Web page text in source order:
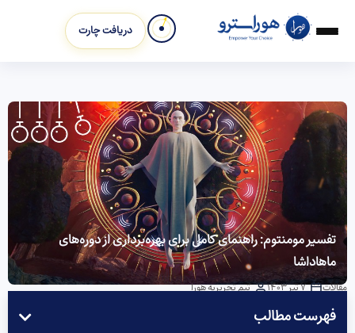
دریافت چارت
تفسیر مومنتوم: راهنمای کامل برای بهره‌برداری از دوره‌های
ماهاداشا
مقالات 7 تیر 1403 تیم تحریریه هورا
فهرست مطالب